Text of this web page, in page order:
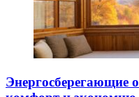
Энергосберегающие